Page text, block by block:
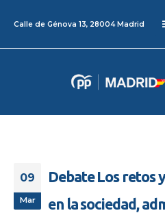
Calle de Génova 13, 28004 Madrid
09
Mar
Debate Los retos
en la sociedad,